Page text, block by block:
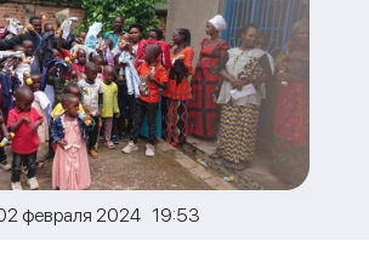
февраля 2024 19:53